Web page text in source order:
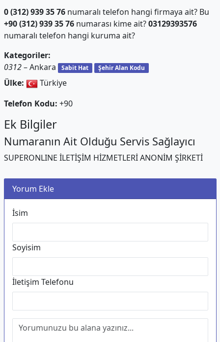
0 (312) 939 35 76numaralı telefon hangi firmaya ait? Bu
+90 (312) 939 35 76numarası kime ait?03129393576
numaralı telefon hangi kuruma ait?
Kategoriler:
0312– Ankara Sabit Hat Şehir Alan Kodu
Ülke:
Türkiye
Telefon Kodu: +90
Ek Bilgiler
Numaranın Ait Olduğu Servis Sağlayıcı
SUPERONLINE İLETİŞİM HİZMETLERİ ANONİM ŞİRKETİ
Yorum Ekle
İsim
Soyisim
İletişim Telefonu